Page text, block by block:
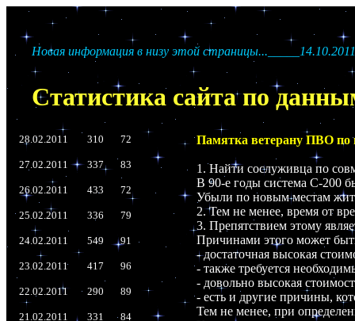
Новая информация в низу этой
Статистика сайта по
28.02.2011 310 72
27.02.2011 337 83
26.02.2011 433 72
25.02.2011 336 79
24.02.2011 549 91
23.02.2011 417 96
22.02.2011 290 89
21.02.2011 331 84
Памятка ветерану ПВО по
1. Найти сослуживца по
В 90-е годы система С-200
Убыли по новым местам
2. Тем не менее, время от
3. Препятствием этому
Причинами этого может
- достаточная высокая
- также требуется
- довольно высокая
- есть и другие причины,
Тем не менее, при